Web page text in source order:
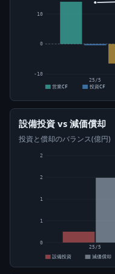
-10
0
10
25/5
営業CF
投資CF
設備投資 vs 減価償却
投資と償却のバランス(億円)
0
1
1
2
2
25/5
設備投資
減価償却